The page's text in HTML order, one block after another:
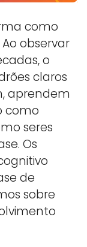
como
observar
o
claros
aprendem
como
seres
Os
de
sobre